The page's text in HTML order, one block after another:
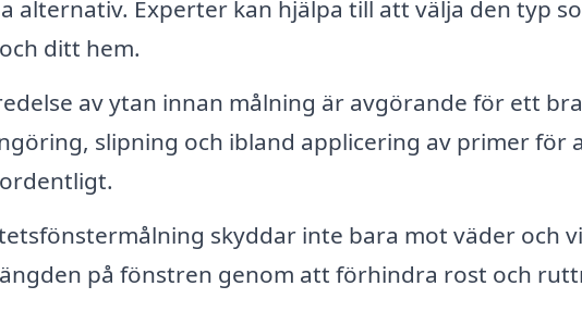
alternativ. Experter kan hjälpa till att välja den typ
ditt hem.
av ytan innan målning är avgörande för ett bra
slipning och ibland applicering av primer för
skyddar inte bara mot väder och
på fönstren genom att förhindra rost och